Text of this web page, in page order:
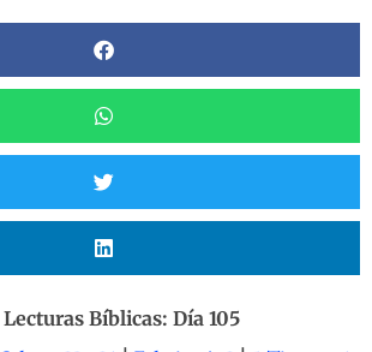
Lecturas Bíblicas: Día 105